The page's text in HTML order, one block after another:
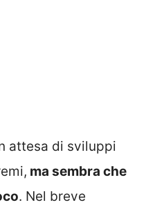
attesa di sviluppi
ma sembra che
. Nel breve